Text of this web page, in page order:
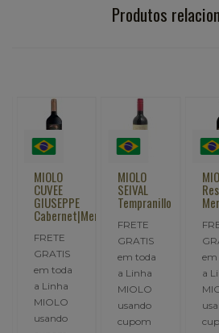
Produtos
MIOLO
CUVEE
GIUSEPPE
Cabernet|Merlot
FRETE
GRATIS
em toda
a Linha
MIOLO
usando
MIOLO
SEIVAL
Tempranillo
FRETE
GRATIS
em toda
a Linha
MIOLO
usando
cupom
em
a